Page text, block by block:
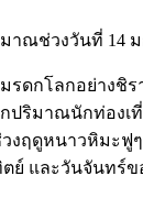
ณช่วงวันที่ 14 ม
ดกโลกอย่างชิ
ปริมาณนักท่อง
ฤดูหนาวหิมะ
ย์ และวันจันท